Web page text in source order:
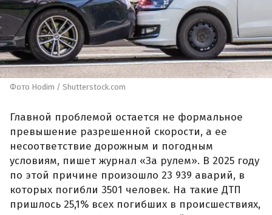
Фото Hodim / Shutterstock.com
Главной проблемой остается не формальное
превышение разрешенной скорости, а ее
несоответствие дорожным и погодным
условиям, пишет журнал «За рулем». В 2025 году
по этой причине произошло 23 939 аварий, в
которых погибли 3501 человек. На такие ДТП
пришлось 25,1% всех погибших в происшествиях,